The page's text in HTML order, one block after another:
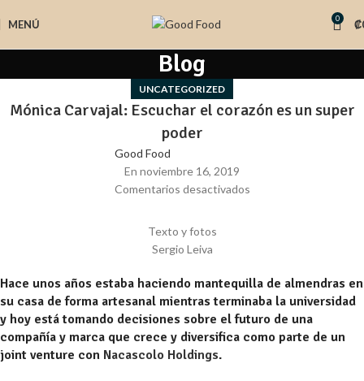
MENÚ 0 ₡
Blog
UNCATEGORIZED
Mónica Carvajal: Escuchar el corazón es un super
poder
Good Food
En noviembre 16, 2019
Comentarios desactivados
Texto y fotos
Sergio Leiva
Hace unos años estaba haciendo mantequilla de almendras en
su casa de forma artesanal mientras terminaba la universidad
y hoy está tomando decisiones sobre el futuro de una
compañía y marca que crece y diversifica como parte de un
joint venture con Nacascolo Holdings.